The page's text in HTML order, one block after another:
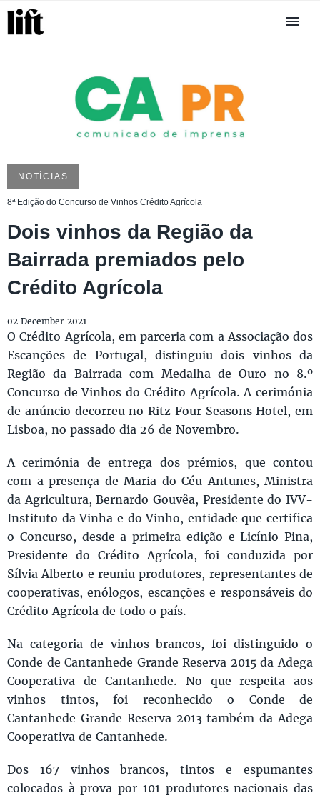
NOTÍCIAS
8ª Edição do Concurso de Vinhos Crédito Agrícola
Dois vinhos da Região da
Bairrada premiados pelo
Crédito Agrícola
02 December 2021
O Crédito Agrícola, em parceria com a Associação dos
Escanções de Portugal, distinguiu dois vinhos da
Região da Bairrada com Medalha de Ouro no 8.º
Concurso de Vinhos do Crédito Agrícola. A cerimónia
de anúncio decorreu no Ritz Four Seasons Hotel, em
Lisboa, no passado dia 26 de Novembro.
A cerimónia de entrega dos prémios, que contou
com a presença de Maria do Céu Antunes, Ministra
da Agricultura, Bernardo Gouvêa, Presidente do IVV-
Instituto da Vinha e do Vinho, entidade que certifica
o Concurso, desde a primeira edição e Licínio Pina,
Presidente do Crédito Agrícola, foi conduzida por
Sílvia Alberto e reuniu produtores, representantes de
cooperativas, enólogos, escanções e responsáveis do
Crédito Agrícola de todo o país.
Na categoria de vinhos brancos, foi distinguido o
Conde de Cantanhede Grande Reserva 2015 da Adega
Cooperativa de Cantanhede. No que respeita aos
vinhos tintos, foi reconhecido o Conde de
Cantanhede Grande Reserva 2013 também da Adega
Cooperativa de Cantanhede.
Dos 167 vinhos brancos, tintos e espumantes
colocados à prova por 101 produtores nacionais das